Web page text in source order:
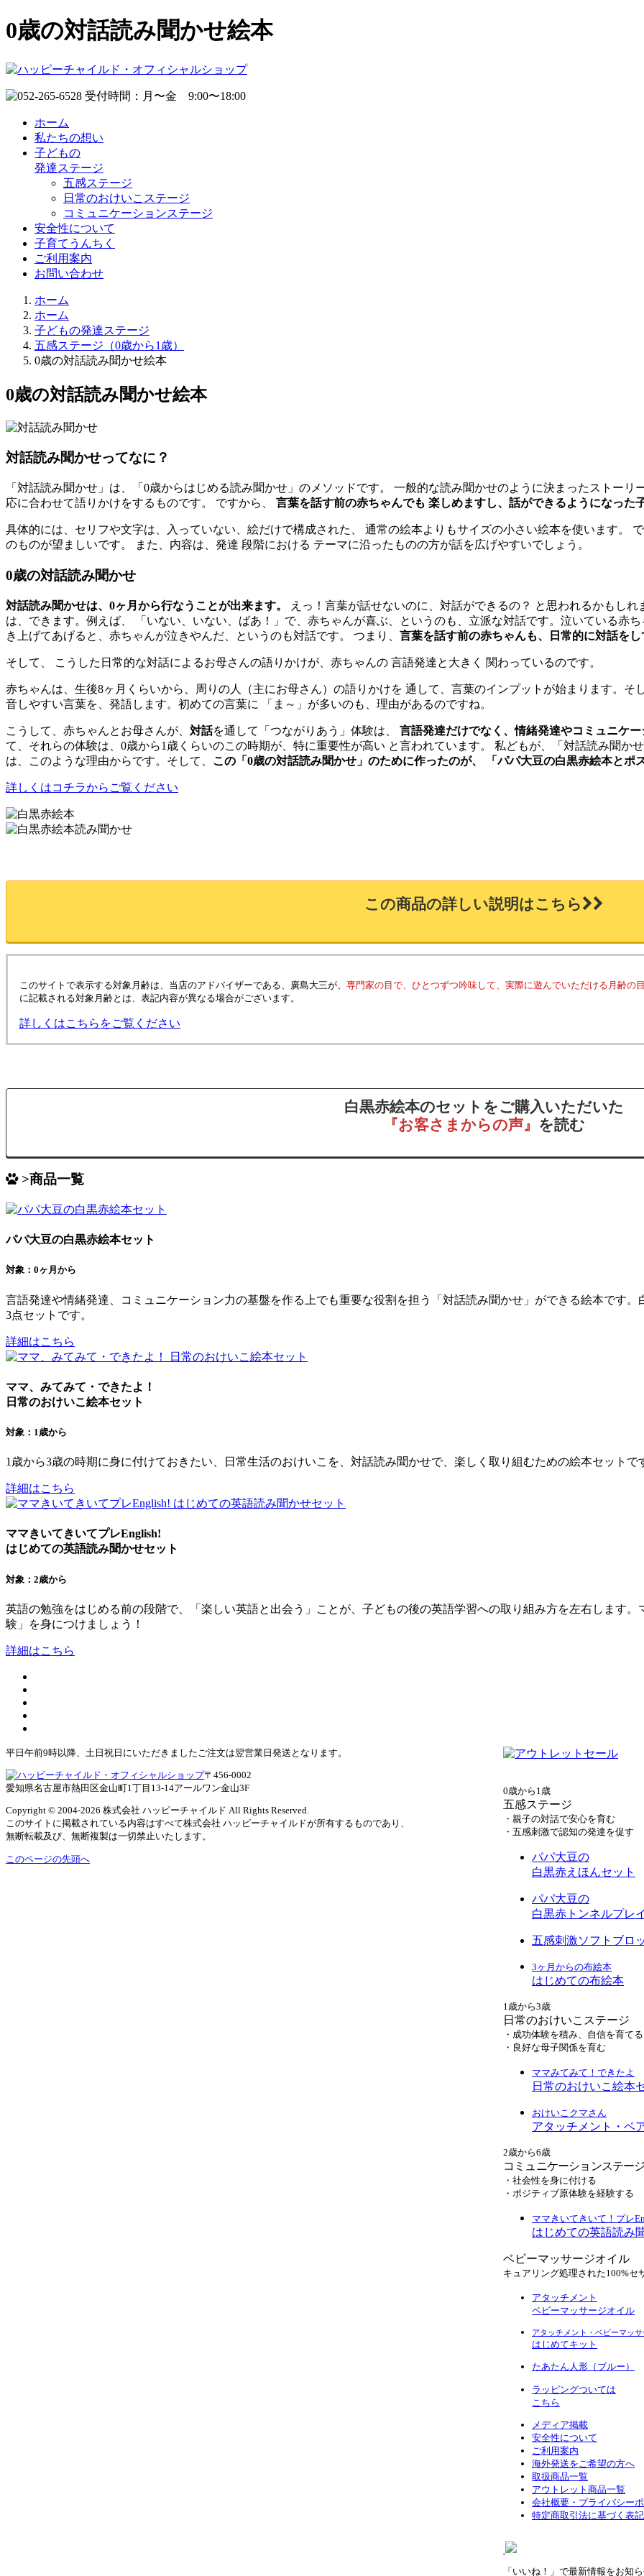
0歳の対話読み聞かせ絵本
ホーム
私たちの想い
子どもの
発達ステージ
五感ステージ
日常のおけいこステージ
コミュニケーションステージ
安全性について
子育てうんちく
ご利用案内
お問い合わせ
ホーム
ホーム
子どもの発達ステージ
五感ステージ（0歳から1歳）
0歳の対話読み聞かせ絵本
0歳の対話読み聞かせ絵本
対話読み聞かせってなに？
「対話読み聞かせ」は、「0歳からはじめる読み聞かせ」のメソッドです。 一般的な読み聞かせのように決まったストー
応に合わせて語りかけをするものです。 ですから、 言葉を話す前の赤ちゃんでも 楽しめますし、話ができるようになっ
具体的には、セリフや文字は、入っていない、絵だけで構成された、 通常の絵本よりもサイズの小さい絵本を使います。
のものが望ましいです。 また、内容は、発達 段階における テーマに沿ったものの方が話を広げやすいでしょう。
0歳の対話読み聞かせ
対話読み聞かせは、0ヶ月から行なうことが出来ます。
えっ！言葉が話せないのに、対話ができるの？ と思われるかもし
は、できます。例えば、 「いない、いない、ばあ！」で、赤ちゃんが喜ぶ、というのも、立派な対話です。泣いている赤
き上げてあげると、赤ちゃんが泣きやんだ、というのも対話です。 つまり、 言葉を話す前の赤ちゃんも、日常的に対話を
そして、 こうした日常的な対話によるお母さんの語りかけが、赤ちゃんの 言語発達と大きく 関わっているのです。
赤ちゃんは、生後8ヶ月くらいから、周りの人（主にお母さん）の語りかけを 通して、言葉のインプットが始まります。
音しやすい言葉を、発語します。初めての言葉に 「ま～」が多いのも、理由があるのですね。
こうして、赤ちゃんとお母さんが、 対話を通して「つながりあう」体験は、 言語発達だけでなく、情緒発達やコミュニケ
て、それらの体験は、0歳から1歳くらいのこの時期が、特に重要性が高い と言われています。 私どもが、「対話読み聞か
は、このような理由からです。そして、 この「0歳の対話読み聞かせ」のために作ったのが、 「パパ大豆の白黒赤絵本とポ
詳しくはコチラからご覧ください
この商品の詳しい説明はこちら
このサイトで表示する対象月齢は、当店のアドバイザーである、廣島大三が、 専門家の目で、ひとつずつ吟味して、実際に遊んでいただける月齢の
に記載される対象月齢とは、表記内容が異なる場合がございます。
詳しくはこちらをご覧ください
白黒赤絵本のセットをご購入いただいた
『お客さまからの声』
を読む
>商品一覧
パパ大豆の白黒赤絵本セット
対象：0ヶ月から
言語発達や情緒発達、コミュニケーション力の基盤を作る上でも重要な役割を担う「対話読み聞かせ」ができる絵本です
3点セットです。
詳細はこちら
ママ、みてみて・できたよ！
日常のおけいこ絵本セット
対象：1歳から
1歳から3歳の時期に身に付けておきたい、日常生活のおけいこを、対話読み聞かせで、楽しく取り組むための絵本セットで
詳細はこちら
ママきいてきいてプレEnglish!
はじめての英語読み聞かせセット
対象：2歳から
英語の勉強をはじめる前の段階で、「楽しい英語と出会う」ことが、子どもの後の英語学習への取り組み方を左右します
験」を身につけましょう！
詳細はこちら
0歳から1歳
五感ステージ
・親子の対話で安心を育む
・五感刺激で認知の発達を促す
パパ大豆の
白黒赤えほんセット
パパ大豆の
白黒赤トンネルプレ
五感刺激ソフトブロ
3ヶ月からの布絵本
はじめての布絵本
1歳から3歳
日常のおけいこステージ
・成功体験を積み、自信を育てる
・良好な母子関係を育む
ママみてみて！できたよ
日常のおけいこ絵本
おけいこクマさん
アタッチメント・ベ
2歳から6歳
コミュニケーションステー
・社会性を身に付ける
・ポジティブ原体験を経験する
ママきいてきいて！プレ
はじめての英語読み
ベビーマッサージオイル
キュアリング処理された100%セ
アタッチメント
ベビーマッサージオイル
アタッチメント・ベビーマッ
はじめてキット
たあたん人形（ブルー）
ラッピングついては
こちら
メディア掲載
安全性について
ご利用案内
海外発送をご希望の方へ
取扱商品一覧
アウトレット商品一覧
会社概要・プライバシー
特定商取引法に基づく表記
「 いいね！」 で最新情報をお知
平日午前9時以降、土日祝日にいただきましたご注文は翌営業日発送となります。
〒456-0002
愛知県名古屋市熱田区金山町1丁目13-14アールワン金山3F
Copyright © 2004-2026 株式会社 ハッピーチャイルド All Rights Reserved.
このサイトに掲載されている内容はすべて株式会社 ハッピーチャイルドが所有するものであり、
無断転載及び、無断複製は一切禁止いたします。
このページの先頭へ